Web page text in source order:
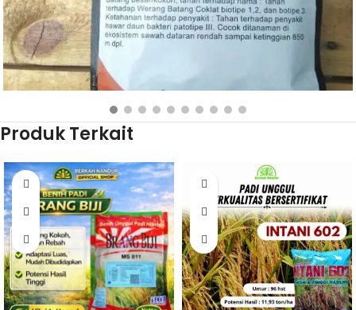
Rp75.000
Produk Terkait